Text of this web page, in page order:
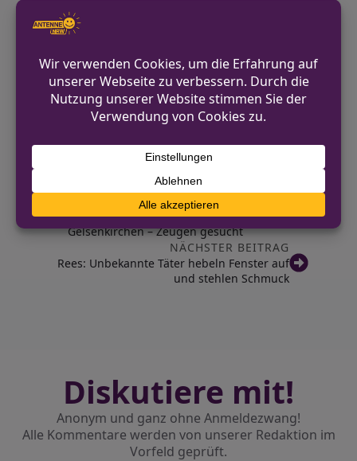
Die Polizei bittet nun um Hinweise von
Zeugen, die den Vorfall beobachtet
Auto oder dem unbekannten Fahrer
geben können. Die Ermittlungen sind im
Gange, und die Behörde ist daran
interessiert, den Fahrer zu finden, um
VORHERIGER BEITRAG
Wiederholter Betrugsversuch in
Gelsenkirchen – Zeugen gesucht
NÄCHSTER BEITRAG
Rees: Unbekannte Täter hebeln Fenster auf
und stehlen Schmuck
Diskutiere mit!
Anonym und ganz ohne Anmeldezwang!
Alle Kommentare werden von unserer Redaktion im
Vorfeld geprüft.